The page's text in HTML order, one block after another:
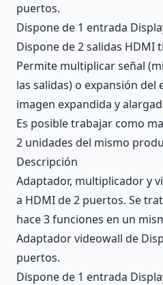
puertos.
Dispone de 1 entrada
Dispone de 2 salidas HDMI
Permite multiplicar señal
las salidas) o expansión del
imagen expandida y
Es posible trabajar como
2 unidades del mismo
Descripción
Adaptador, multiplicador y
a HDMI de 2 puertos. Se
hace 3 funciones en un
Adaptador videowall de
puertos.
Dispone de 1 entrada